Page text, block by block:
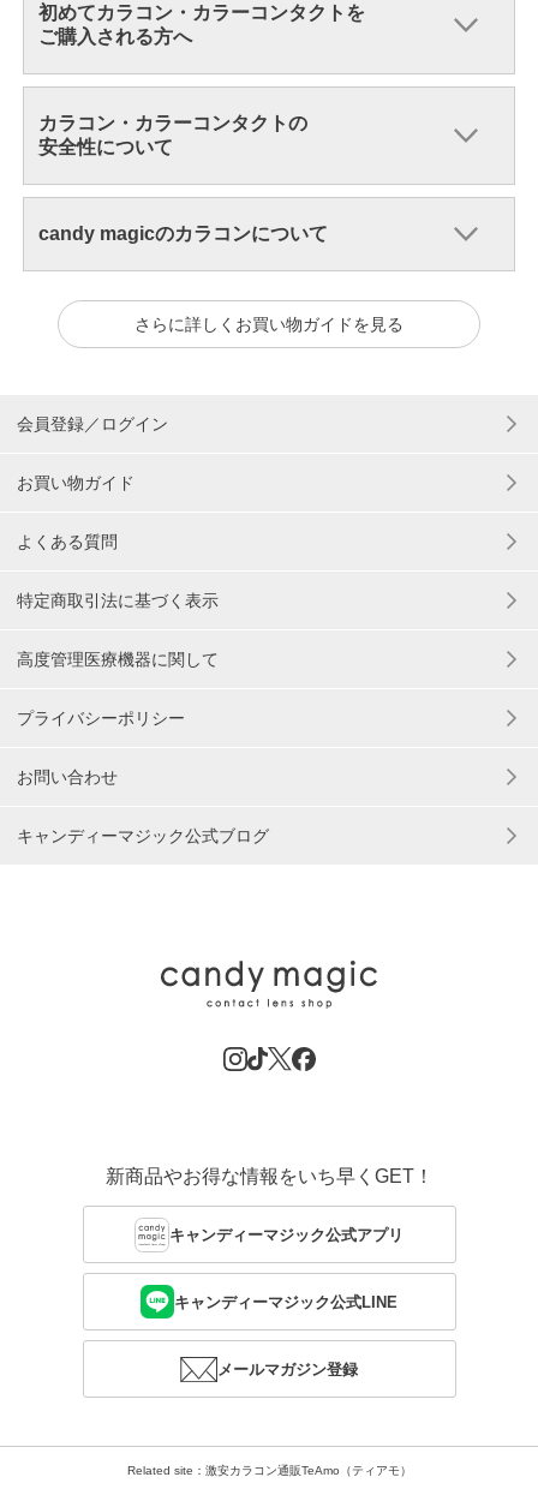
初めてカラコン・カラーコンタクトを
ご購入される方へ
カラコン・カラーコンタクトの
安全性について
candy magicのカラコンについて
さらに詳しくお買い物ガイドを見る
会員登録／ログイン
お買い物ガイド
よくある質問
特定商取引法に基づく表示
高度管理医療機器に関して
プライバシーポリシー
お問い合わせ
キャンディーマジック公式ブログ
新商品やお得な情報をいち早くGET！
キャンディーマジック公式アプリ
キャンディーマジック公式LINE
メールマガジン登録
Related site：激安カラコン通販TeAmo（ティアモ）